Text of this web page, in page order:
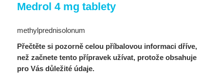
Medrol 4 mg tablety
methylprednisolonum
Přečtěte si pozorně celou příbalovou informaci dříve,
než začnete tento přípravek užívat, protože obsahuje
pro Vás důležité údaje.